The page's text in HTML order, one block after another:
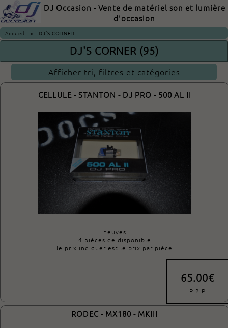
DJ Occasion - Vente de matériel son et lumière
d'occasion
Accueil > DJ'S CORNER
DJ'S CORNER (95)
Afficher tri, filtres et catégories
CELLULE - STANTON - DJ PRO - 500 AL II
neuves
4 pièces de disponible
le prix indiquer est le prix par pièce
65.00€
P 2 P
RODEC - MX180 - MKIII